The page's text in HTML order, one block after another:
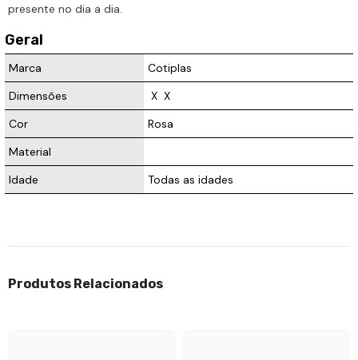
presente no dia a dia.
Geral
Marca
Cotiplas
Dimensões
X X
Cor
Rosa
Material
Idade
Todas as idades
Produtos Relacionados